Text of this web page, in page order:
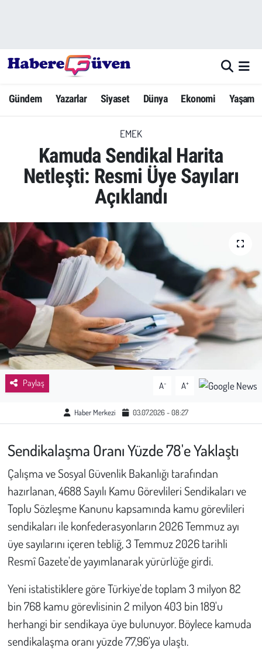
Gündem Yazarlar Siyaset Dünya Ekonomi Yaşam
EMEK
Kamuda Sendikal Harita
Netleşti: Resmi Üye Sayıları
Açıklandı
Paylaş A- A+
Haber Merkezi 03.07.2026 - 08:27
Sendikalaşma Oranı Yüzde 78'e Yaklaştı
Çalışma ve Sosyal Güvenlik Bakanlığı tarafından
hazırlanan, 4688 Sayılı Kamu Görevlileri Sendikaları ve
Toplu Sözleşme Kanunu kapsamında kamu görevlileri
sendikaları ile konfederasyonların 2026 Temmuz ayı
üye sayılarını içeren tebliğ, 3 Temmuz 2026 tarihli
Resmî Gazete'de yayımlanarak yürürlüğe girdi.
Yeni istatistiklere göre Türkiye'de toplam 3 milyon 82
bin 768 kamu görevlisinin 2 milyon 403 bin 189'u
herhangi bir sendikaya üye bulunuyor. Böylece kamuda
sendikalaşma oranı yüzde 77,96'ya ulaştı.
Yazarlar
Dünya
Ekonomi
Yerel Haberler
Eğitim
Sağlık
Kadın
Emek
Spor
Bilim - Teknoloji
İnsan Hakları
Hayvan Hakları
Çevre
Günün İçinden
Vefat İlanları
Hava Durumu
Trafik Durumu
Süper Lig Puan Durumu ve Fikstür
Tüm Manşetler
Son Dakika Haberleri
Haber Arşivi